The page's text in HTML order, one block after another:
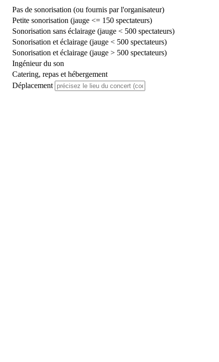
Pas de sonorisation (ou fournis par l'organisateur)
Petite sonorisation (jauge <= 150 spectateurs)
Sonorisation sans éclairage (jauge < 500 spectateurs)
Sonorisation et éclairage (jauge < 500 spectateurs)
Sonorisation et éclairage (jauge > 500 spectateurs)
Ingénieur du son
Catering, repas et hébergement
Déplacement